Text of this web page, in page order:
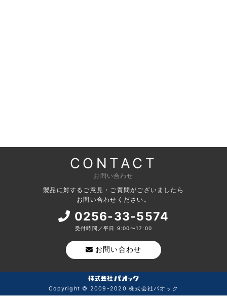
CONTACT
お問い合わせ
製品に対するご意見・ご質問がございましたら
お問い合わせください。
0256-33-5574
受付時間／平日 9:00〜17:00
お問い合わせ
Copyright © 2009-2020 株式会社パオック